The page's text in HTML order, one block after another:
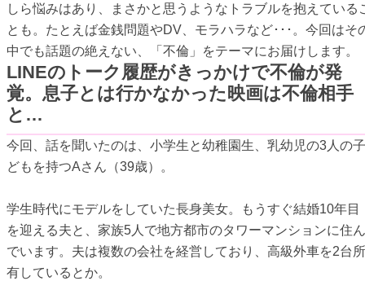
しら悩みはあり、まさかと思うようなトラブルを抱えている
とも。たとえば金銭問題やDV、モラハラなど･･･。今回はそ
中でも話題の絶えない、「不倫」をテーマにお届けします。
LINEのトーク履歴がきっかけで不倫が発
覚。息子とは行かなかった映画は不倫相手
と…
今回、話を聞いたのは、小学生と幼稚園生、乳幼児の3人の子
どもを持つAさん（39歳）。
学生時代にモデルをしていた長身美女。もうすぐ結婚10年目
を迎える夫と、家族5人で地方都市のタワーマンションに住ん
でいます。夫は複数の会社を経営しており、高級外車を2台所
有しているとか。